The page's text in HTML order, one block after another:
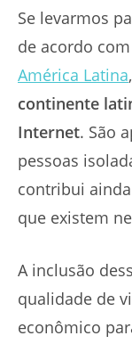
Se levarmos
de acordo
América Latina,
continente
Internet. São
pessoas
contribui
que existem
A inclusão
qualidade de
econômico